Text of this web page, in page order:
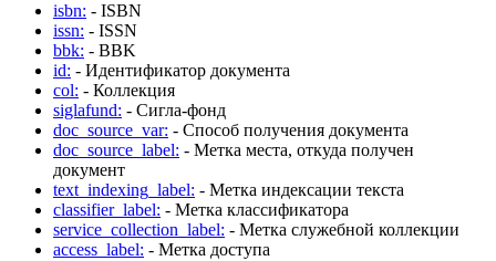
isbn: - ISBN
issn: - ISSN
bbk: - BBK
id: - Идентификатор документа
col: - Коллекция
siglafund: - Сигла-фонд
doc_source_var: - Способ получения документа
doc_source_label: - Метка места, откуда получен
документ
text_indexing_label: - Метка индексации текста
classifier_label: - Метка классификатора
service_collection_label: - Метка служебной коллекции
access_label: - Метка доступа